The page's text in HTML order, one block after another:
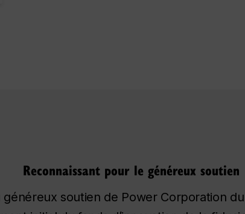
Reconnaissant pour le généreux soutien
soutien de Power Corporation